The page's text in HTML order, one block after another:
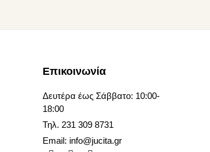
Επικοινωνία
Δευτέρα έως Σάββατο: 10:00-
18:00
Τηλ. 231 309 8731
Email: info@jucita.gr